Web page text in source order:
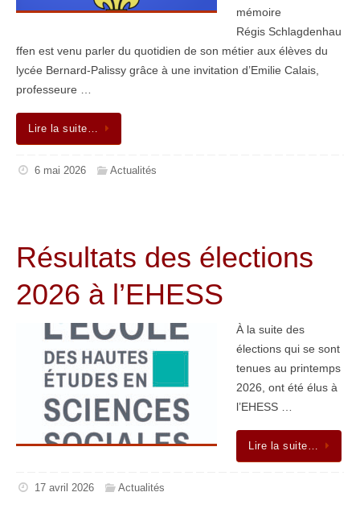
mémoire
Régis Schlagdenhau
ffen est venu parler du quotidien de son métier aux élèves du
lycée Bernard-Palissy grâce à une invitation d’Emilie Calais,
professeure …
Lire la suite…
6 mai 2026 Actualités
Résultats des élections
2026 à l’EHESS
À la suite des
élections qui se sont
tenues au printemps
2026, ont été élus à
l’EHESS …
Lire la suite…
17 avril 2026 Actualités